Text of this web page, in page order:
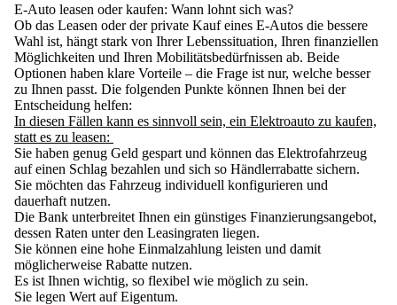
E-Auto leasen oder kaufen: Wann lohnt sich was?
Ob das Leasen oder der private Kauf eines E-Autos die bessere
Wahl ist, hängt stark von Ihrer Lebenssituation, Ihren finanziellen
Möglichkeiten und Ihren Mobilitätsbedürfnissen ab. Beide
Optionen haben klare Vorteile – die Frage ist nur, welche besser
zu Ihnen passt. Die folgenden Punkte können Ihnen bei der
Entscheidung helfen:
In diesen Fällen kann es sinnvoll sein, ein Elektroauto zu kaufen,
statt es zu leasen:
Sie haben genug Geld gespart und können das Elektrofahrzeug
auf einen Schlag bezahlen und sich so Händlerrabatte sichern.
Sie möchten das Fahrzeug individuell konfigurieren und
dauerhaft nutzen.
Die Bank unterbreitet Ihnen ein günstiges Finanzierungsangebot,
dessen Raten unter den Leasingraten liegen.
Sie können eine hohe Einmalzahlung leisten und damit
möglicherweise Rabatte nutzen.
Es ist Ihnen wichtig, so flexibel wie möglich zu sein.
Sie legen Wert auf Eigentum.